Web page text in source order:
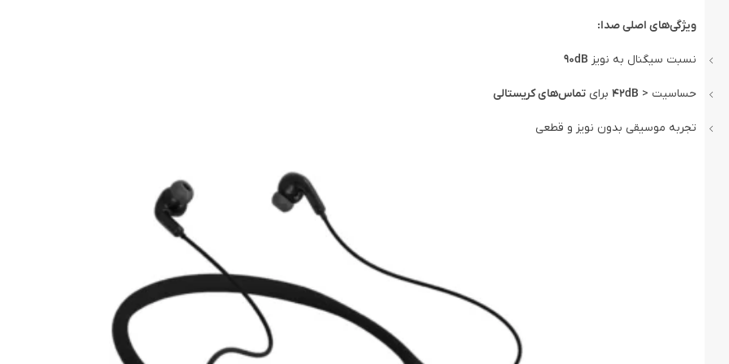
ویژگی‌های اصلی صدا:
نسبت سیگنال به نویز 90dB
حساسیت < 42dBبرای تماس‌های کریستالی
تجربه موسیقی بدون نویز و قطعی